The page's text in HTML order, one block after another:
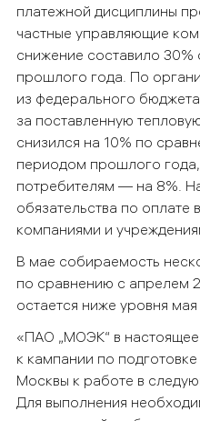
платежной дисциплины
частные управляющие
снижение составило 30%
прошлого года. По
из федерального
за поставленную
снизился на 10% по
периодом прошлого
потребителям — на 8%.
обязательства по
компаниями и
В мае собираемость
по сравнению с апрелем
остается ниже уровня
«ПАО „МОЭК“ в
к кампании по
Москвы к работе в
Для выполнения